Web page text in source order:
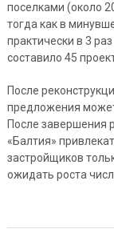
поселками (около
тогда как в
практически в 3
составило 45
После
предложения
После завершения
«Балтия»
застройщиков
ожидать роста